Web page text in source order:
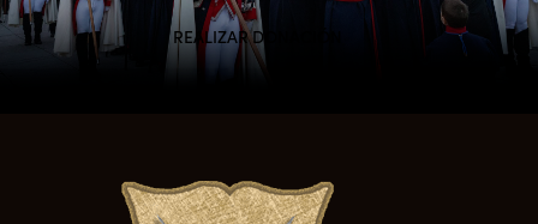
REALIZAR DONACIÓN